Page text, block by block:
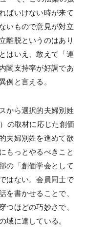
ばいけない時が来て
いもので意見が対立
離脱というのはあり
はいえ、敢えて「連
閣支持率が好調であ
例と言える。
から選択的夫婦別姓
の取材に応じた創価
夫婦別姓を進めて欲
もっとやるべきこと
の「創価学会として
はない。会員同士で
を書かせることで、
つほどの巧妙さで、
域に達している。